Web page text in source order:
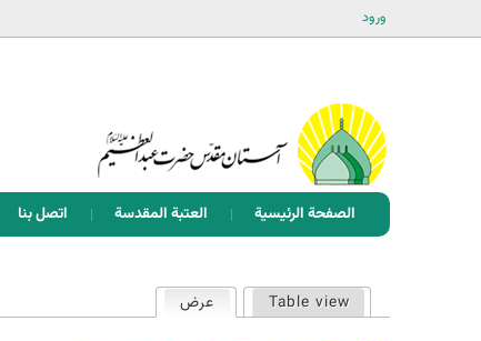
ورود
الصفحة الرئيسية العتبة المقدسة اتصل بنا
Table view عرض(علامة التبويب النشطة)